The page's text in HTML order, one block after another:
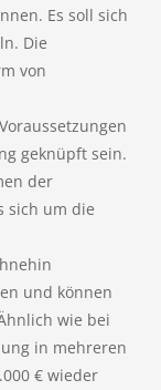
Es soll sich
Die
von
geknüpft sein.
der
sich um die
und können
wie bei
in mehreren
€ wieder